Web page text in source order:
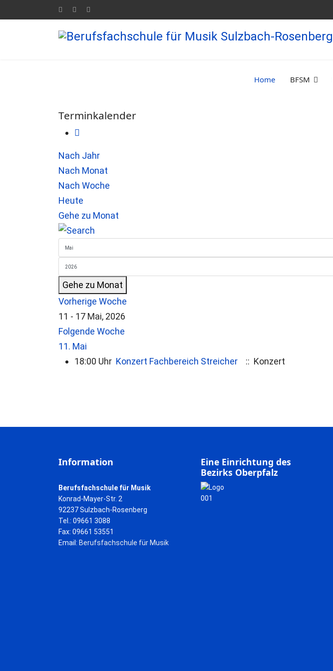
Home BFSM
Terminkalender
Nach Jahr
Nach Monat
Nach Woche
Heute
Gehe zu Monat
Gehe zu Monat
Vorherige Woche
11 - 17 Mai, 2026
Folgende Woche
11. Mai
18:00 Uhr Konzert Fachbereich Streicher :: Konzert
Information
Berufsfachschule für Musik
Konrad-Mayer-Str. 2
92237 Sulzbach-Rosenberg
Tel.: 09661 3088
Fax: 09661 53551
Email: Berufsfachschule für Musik
Eine Einrichtung des
Bezirks Oberpfalz